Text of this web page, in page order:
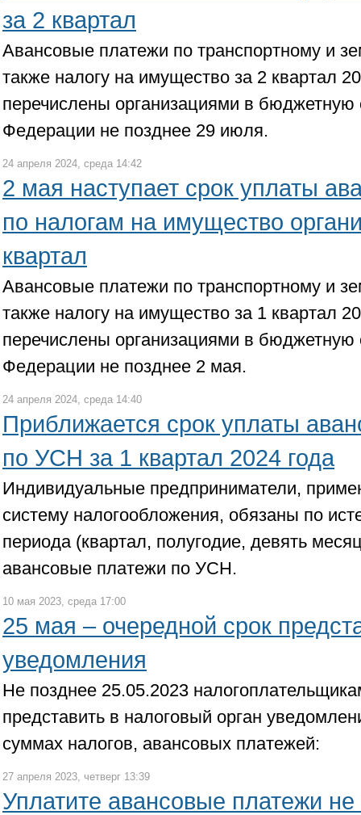
за 2 квартал
Авансовые платежи по транспортному и
также налогу на имущество за 2 квартал
перечислены организациями в бюджетную
Федерации не позднее 29 июля.
24 апреля 2024, среда 14:42
2 мая наступает срок уплаты
по налогам на имущество
квартал
Авансовые платежи по транспортному и
также налогу на имущество за 1 квартал
перечислены организациями в бюджетную
Федерации не позднее 2 мая.
24 апреля 2024, среда 14:40
Приближается срок уплаты
по УСН за 1 квартал 2024 года
Индивидуальные предприниматели,
систему налогообложения, обязаны по
периода (квартал, полугодие, девять
авансовые платежи по УСН.
10 мая 2023, среда 17:00
25 мая – очередной срок
уведомления
Не позднее 25.05.2023
представить в налоговый орган
суммах налогов, авансовых платежей:
27 апреля 2023, четверг 13:39
Уплатите авансовые платежи